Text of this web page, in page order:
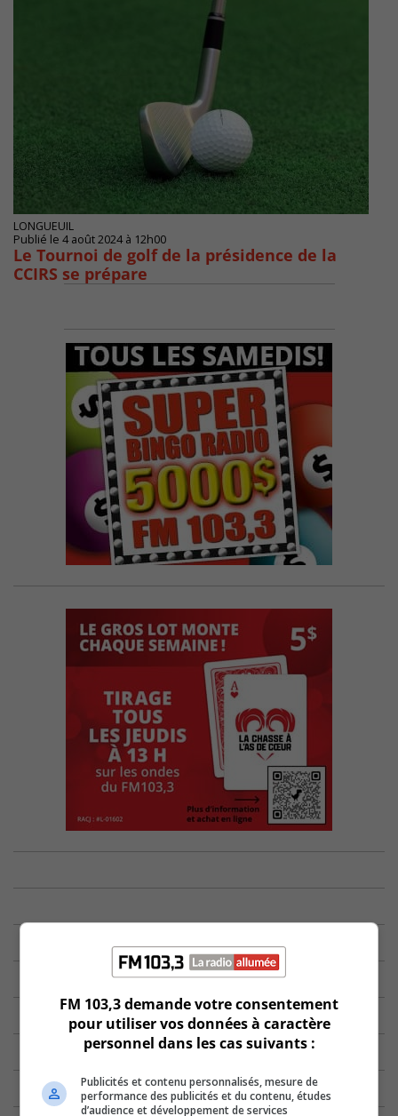
LONGUEUIL
Publié le 4 août 2024 à 12h00
Le Tournoi de golf de la présidence de la
CCIRS se prépare
FM 103,3 demande votre consentement
pour utiliser vos données à caractère
personnel dans les cas suivants :
Publicités et contenu personnalisés, mesure de
performance des publicités et du contenu, études
d’audience et développement de services